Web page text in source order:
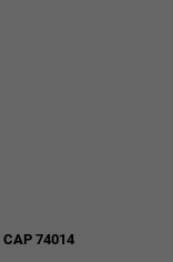
CAP 74014